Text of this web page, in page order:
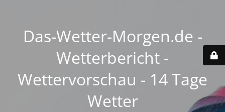
Das-Wetter-Morgen.de -
Wetterbericht -
Wettervorschau - 14 Tage
Wetter